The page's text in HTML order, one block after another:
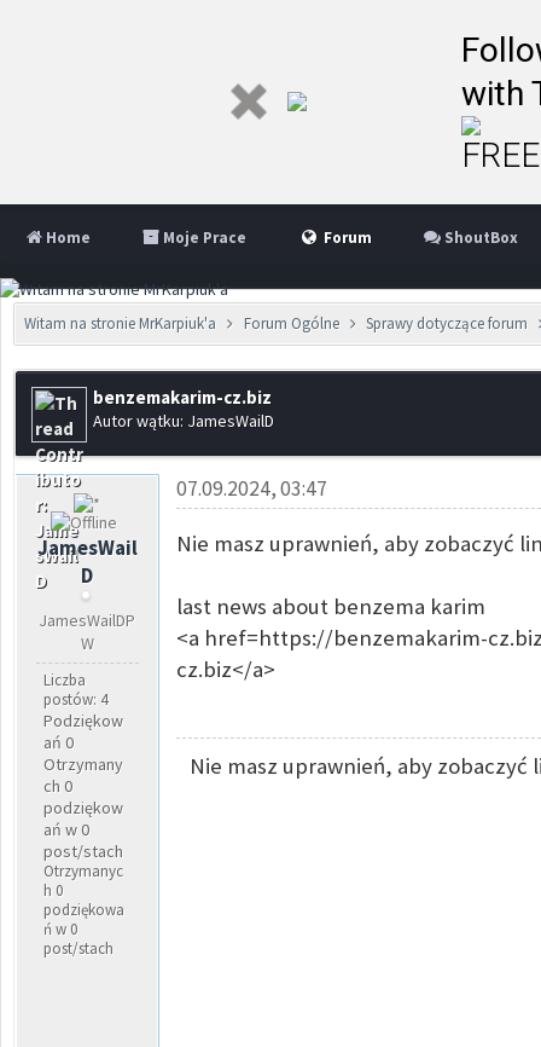
with
Home Moje Prace Forum ShoutBox
Witam na stronie MrKarpiuk'a Forum Ogólne Sprawy dotyczące forum
benzemakarim-cz.biz
Autor wątku: JamesWailD
JamesWail
D
JamesWailDP
W
Liczba
postów: 4
Podziękow
ań 0
Otrzymany
ch 0
podziękow
ań w 0
post/stach
Otrzymanyc
h 0
podziękowa
ń w 0
post/stach
07.09.2024, 03:47
Nie masz uprawnień, aby zobaczyć
last news about benzema karim
<a href=https://benzemakarim-
cz.biz</a>
Nie masz uprawnień, aby zobaczyć